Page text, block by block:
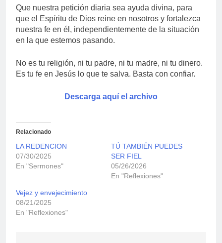
Que nuestra petición diaria sea ayuda divina, para
que el Espíritu de Dios reine en nosotros y fortalezca
nuestra fe en él, independientemente de la situación
en la que estemos pasando.
No es tu religión, ni tu padre, ni tu madre, ni tu dinero.
Es tu fe en Jesús lo que te salva. Basta con confiar.
Descarga aquí el archivo
Relacionado
LA REDENCION
07/30/2025
En "Sermones"
TÚ TAMBIÉN PUEDES
SER FIEL
05/26/2026
En "Reflexiones"
Vejez y envejecimiento
08/21/2025
En "Reflexiones"